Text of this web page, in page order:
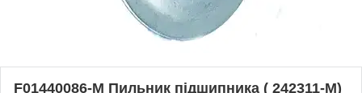
F01440086-М Пильник підшипника ( 242311-M)